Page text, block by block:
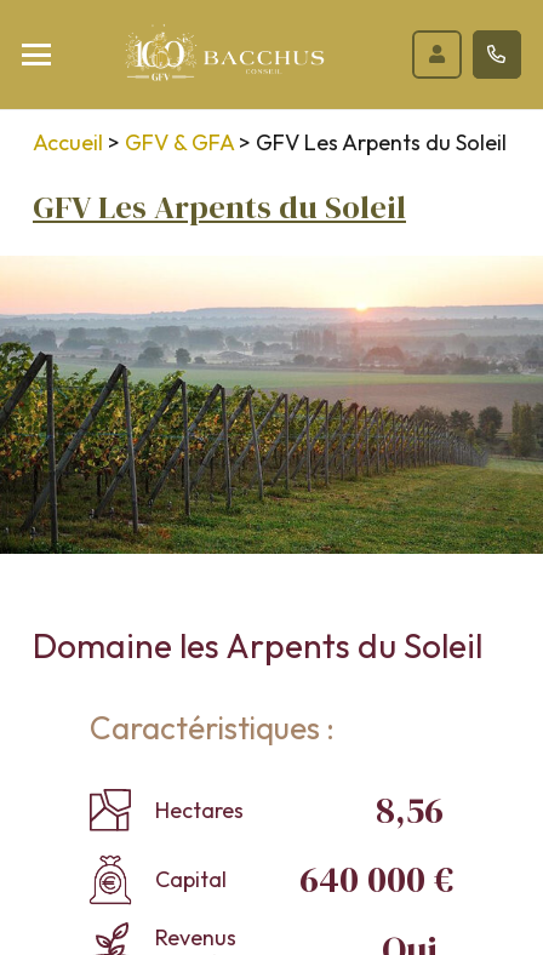
Accueil > GFV & GFA > GFV Les Arpents du Soleil
GFV Les Arpents du Soleil
Domaine les Arpents du Soleil
Caractéristiques :
Hectares 8,56
Capital 640 000 €
Revenus